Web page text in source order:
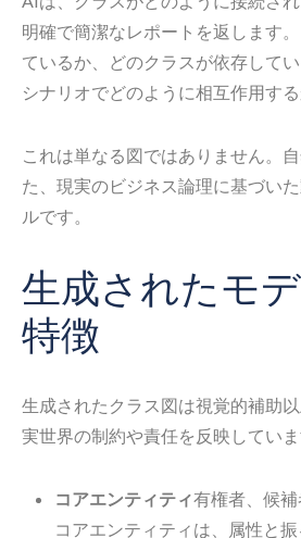
明確で簡潔なレポートを返します。
ているか、どのクラスが依存して
シナリオでどのように相互作用する
これは単なる図ではありません。
た、現実のビジネス論理に基づい
ルです。
生成されたモ
特徴
生成されたクラス図は視覚的補助
実世界の制約や責任を反映していま
コアエンティティ有権者、候
コアエンティティは、属性と